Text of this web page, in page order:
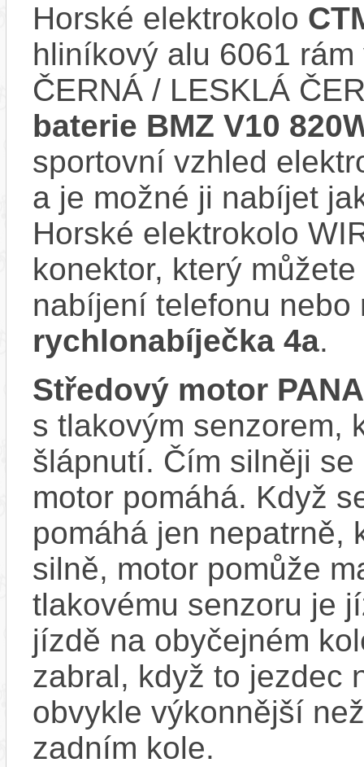
Horské elektrokolo
hliníkový alu 6061
ČERNÁ / LESKLÁ
baterie BMZ V10
sportovní vzhled
a je možné ji nabíjet
Horské elektrokolo
konektor, který
nabíjení telefonu
rychlonabíječka 4a.
Středový motor
s tlakovým senzorem,
šlápnutí. Čím silněji
motor pomáhá. Když
pomáhá jen nepatrně,
silně, motor pomůže
tlakovému senzoru je
jízdě na obyčejném
zabral, když to jezdec
obvykle výkonnější
zadním kole.